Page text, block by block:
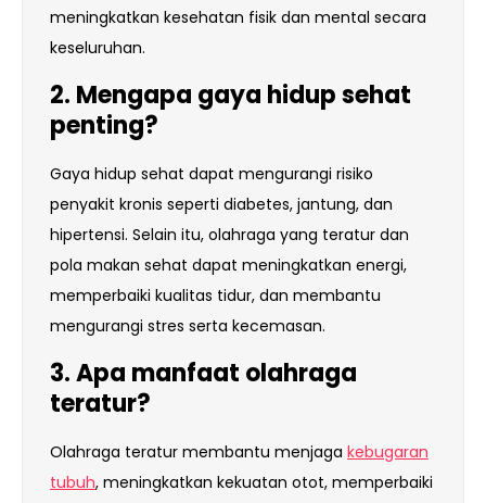
meningkatkan kesehatan fisik dan mental secara
keseluruhan.
2. Mengapa gaya hidup sehat
penting?
Gaya hidup sehat dapat mengurangi risiko
penyakit kronis seperti diabetes, jantung, dan
hipertensi. Selain itu, olahraga yang teratur dan
pola makan sehat dapat meningkatkan energi,
memperbaiki kualitas tidur, dan membantu
mengurangi stres serta kecemasan.
3. Apa manfaat olahraga
teratur?
Olahraga teratur membantu menjaga kebugaran
tubuh, meningkatkan kekuatan otot, memperbaiki